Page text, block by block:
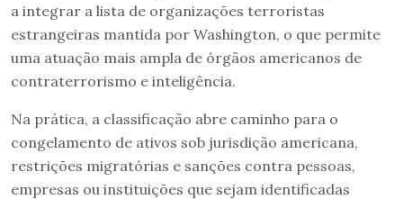
a integrar a lista de organizações terroristas
estrangeiras mantida por Washington, o que permite
uma atuação mais ampla de órgãos americanos de
contraterrorismo e inteligência.
Na prática, a classificação abre caminho para o
congelamento de ativos sob jurisdição americana,
restrições migratórias e sanções contra pessoas,
empresas ou instituições que sejam identificadas